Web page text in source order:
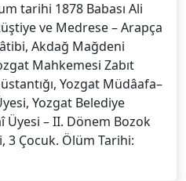
tarihi 1878 Babası Ali
ve Medrese – Arapça
Akdağ Mağdeni
Mahkemesi Zabıt
Yozgat Müdâafa–
Yozgat Belediye
Üyesi – II. Dönem Bozok
3 Çocuk. Ölüm Tarihi: